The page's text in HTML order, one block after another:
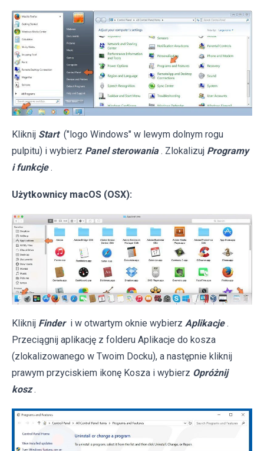
Kliknij Start ("logo Windows" w lewym dolnym rogu
pulpitu) i wybierz Panel sterowania . Zlokalizuj Programy
i funkcje .
Użytkownicy macOS (OSX):
Kliknij Finder i w otwartym oknie wybierz Aplikacje .
Przeciągnij aplikację z folderu Aplikacje do kosza
(zlokalizowanego w Twoim Docku), a następnie kliknij
prawym przyciskiem ikonę Kosza i wybierz Opróżnij
kosz .